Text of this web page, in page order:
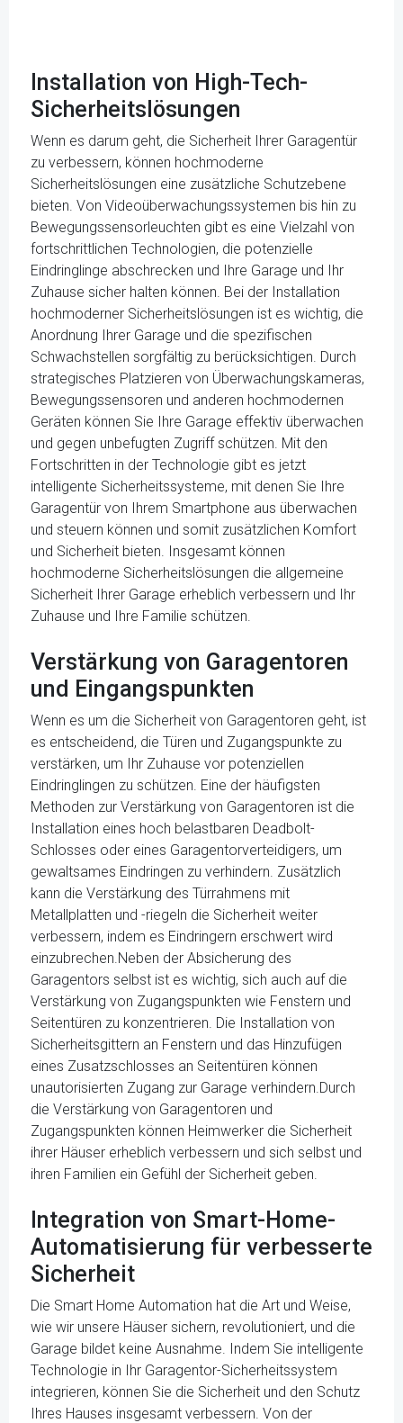
Installation von High-Tech-
Sicherheitslösungen
Wenn es darum geht, die Sicherheit Ihrer Garagentür
zu verbessern, können hochmoderne
Sicherheitslösungen eine zusätzliche Schutzebene
bieten. Von Videoüberwachungssystemen bis hin zu
Bewegungssensorleuchten gibt es eine Vielzahl von
fortschrittlichen Technologien, die potenzielle
Eindringlinge abschrecken und Ihre Garage und Ihr
Zuhause sicher halten können. Bei der Installation
hochmoderner Sicherheitslösungen ist es wichtig, die
Anordnung Ihrer Garage und die spezifischen
Schwachstellen sorgfältig zu berücksichtigen. Durch
strategisches Platzieren von Überwachungskameras,
Bewegungssensoren und anderen hochmodernen
Geräten können Sie Ihre Garage effektiv überwachen
und gegen unbefugten Zugriff schützen. Mit den
Fortschritten in der Technologie gibt es jetzt
intelligente Sicherheitssysteme, mit denen Sie Ihre
Garagentür von Ihrem Smartphone aus überwachen
und steuern können und somit zusätzlichen Komfort
und Sicherheit bieten. Insgesamt können
hochmoderne Sicherheitslösungen die allgemeine
Sicherheit Ihrer Garage erheblich verbessern und Ihr
Zuhause und Ihre Familie schützen.
Verstärkung von Garagentoren
und Eingangspunkten
Wenn es um die Sicherheit von Garagentoren geht, ist
es entscheidend, die Türen und Zugangspunkte zu
verstärken, um Ihr Zuhause vor potenziellen
Eindringlingen zu schützen. Eine der häufigsten
Methoden zur Verstärkung von Garagentoren ist die
Installation eines hoch belastbaren Deadbolt-
Schlosses oder eines Garagentorverteidigers, um
gewaltsames Eindringen zu verhindern. Zusätzlich
kann die Verstärkung des Türrahmens mit
Metallplatten und -riegeln die Sicherheit weiter
verbessern, indem es Eindringern erschwert wird
einzubrechen.Neben der Absicherung des
Garagentors selbst ist es wichtig, sich auch auf die
Verstärkung von Zugangspunkten wie Fenstern und
Seitentüren zu konzentrieren. Die Installation von
Sicherheitsgittern an Fenstern und das Hinzufügen
eines Zusatzschlosses an Seitentüren können
unautorisierten Zugang zur Garage verhindern.Durch
die Verstärkung von Garagentoren und
Zugangspunkten können Heimwerker die Sicherheit
ihrer Häuser erheblich verbessern und sich selbst und
ihren Familien ein Gefühl der Sicherheit geben.
Integration von Smart-Home-
Automatisierung für verbesserte
Sicherheit
Die Smart Home Automation hat die Art und Weise,
wie wir unsere Häuser sichern, revolutioniert, und die
Garage bildet keine Ausnahme. Indem Sie intelligente
Technologie in Ihr Garagentor-Sicherheitssystem
integrieren, können Sie die Sicherheit und den Schutz
Ihres Hauses insgesamt verbessern. Von der